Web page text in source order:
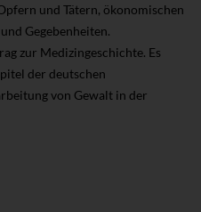
und Tätern, ökonomischen
Gegebenheiten.
zur Medizingeschichte. Es
der deutschen
von Gewalt in der